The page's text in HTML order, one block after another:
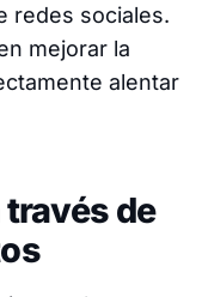
redes sociales.
mejorar la
alentar
de